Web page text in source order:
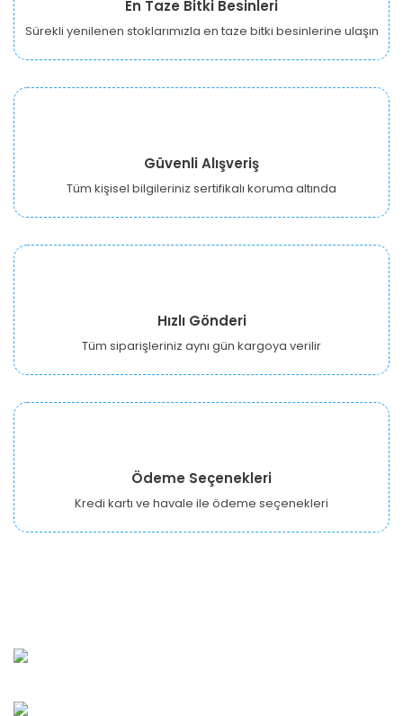
En Taze Bitki Besinleri
Sürekli yenilenen stoklarımızla en taze bitki besinlerine ulaşın
Güvenli Alışveriş
Tüm kişisel bilgileriniz sertifikalı koruma altında
Hızlı Gönderi
Tüm siparişleriniz aynı gün kargoya verilir
Ödeme Seçenekleri
Kredi kartı ve havale ile ödeme seçenekleri